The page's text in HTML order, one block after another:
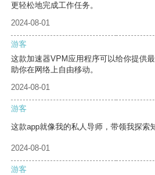
更轻松地完成工作任务。
2024-08-01
游客
这款加速器VPM应用程序可以给你提供
助你在网络上自由移动。
2024-08-01
游客
这款app就像我的私人导师，带领我探索
2024-08-01
游客